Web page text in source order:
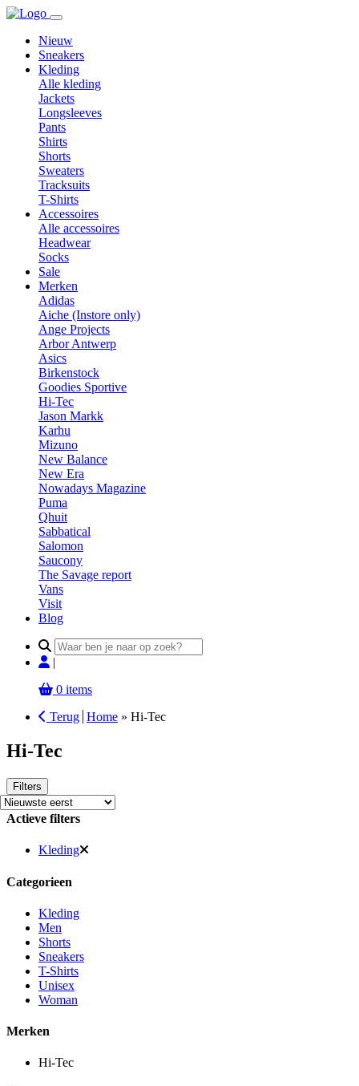
Nieuw
Sneakers
Kleding
Alle kleding
Jackets
Longsleeves
Pants
Shirts
Shorts
Sweaters
Tracksuits
T-Shirts
Accessoires
Alle accessoires
Headwear
Socks
Sale
Merken
Adidas
Aiche (Instore only)
Ange Projects
Arbor Antwerp
Asics
Birkenstock
Goodies Sportive
Hi-Tec
Jason Markk
Karhu
Mizuno
New Balance
New Era
Nowadays Magazine
Puma
Qhuit
Sabbatical
Salomon
Saucony
The Savage report
Vans
Visit
Blog
Search
for:
|
0 items
Terug Home » Hi-Tec
Hi-Tec
Filters
Actieve filters
Kleding
Categorieen
Kleding
Men
Shorts
Sneakers
T-Shirts
Unisex
Woman
Merken
Hi-Tec